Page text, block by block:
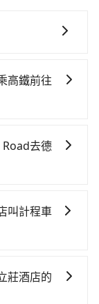
不少，是不是
車齡過大，
間也絕對全程
價7~8折的主
端午、中秋、
，意味著使
價格越優，且
已經決定好
高鐵前往
高鐵站！從最
有89班次高鐵
，步行進站、
再乘坐94~134
搭乘公車抵達
53分鐘，假設
去德
所在的屏東
金城國際租
T5，
（每公里
叫計程車
格約為
省高達
莊酒店的